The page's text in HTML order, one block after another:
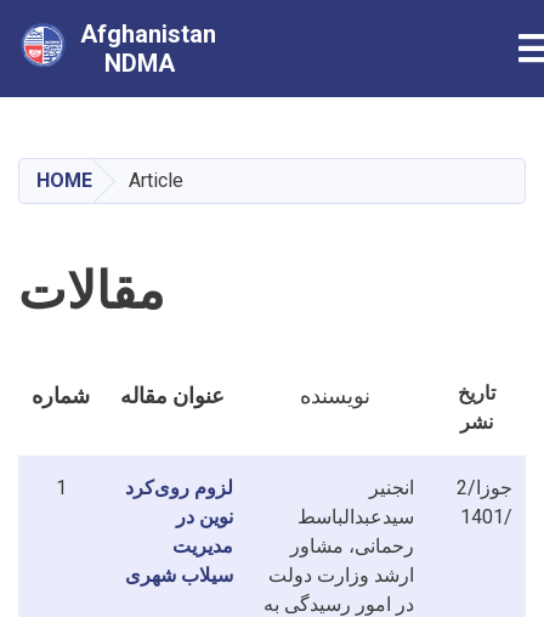
content
Afghanistan
NDMA
HOME Article
مقالات
شماره
تاریخ
نشر
1
لزوم روی‌کرد
نوین در
مدیریت
سیلاب شهری
انجنیر
سیدعبدالباسط
رحمانی، مشاور
ارشد وزارت دولت
در امور رسیدگی به
2/جوزا
/1401